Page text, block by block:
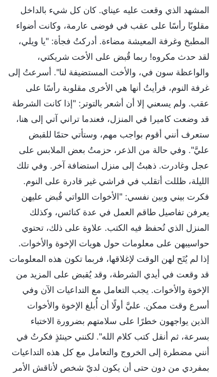
المشهد الذي وقعت عليه عيناي. كان كل شيء بالداخل
مقلوبًا رأسًا على عقب في فوضى عارمة، وكانت أضواء
المطبخ وغرفة المعيشة مضاءة. أدركتُ فجأة: "يا ويلي،
لقد حدث مكروه! ربما قُبض على الأخت شريكتي،
والواعظة سون في، والأخت المستضيفة لنا". أسرعتُ إلى
غرفة النوم، فرأيتُ أنها هي الأخرى مقلوبة رأسًا على
عقب. ولم يسعني إلا أن أشعر بالتوتر: "إذا كانت الشرطة
قد وضعت كاميرا في المنزل، فعندما تراني آتي إلى هنا،
ستعرف أنني أقوم بواجب مهم، وستأتي حتمًا للقبض
عليَّ". وفي حالة من الذعر، حزمتُ بعض الملابس على
عجل وغادرت. ذهبتُ إلى منزل استضافة آخر. وفي تلك
الليلة، ظللت أتقلب في فراشي غير قادرة على النوم.
فكرت بيني وبين نفسي: "الأخوات اللواتي قُبض عليهن
يعرفن تفاصيل طاقم العمل في عدة كنائس، وكذلك
المنزل الذي تُحفظ فيه الكتب. علاوة على ذلك، تحتوي
حواسيبهن على معلومات حول هويات الإخوة والأخوات.
إذا لم يُتَح لهن الوقت لإغلاقها، فربما تكون هذه المعلومات
قد وقعت في أيدي الشرطة، وقد يُقبض على المزيد من
الإخوة والأخوات. يجب التعامل مع التداعيات الآن وفي
أسرع وقت ممكن. عليَّ أولًا أن أُبلغ الإخوة والأخوات
الذين يواجهون خطرًا على سلامتهم بضرورة الاختباء
بسرعة، ثم أنقل كتب كلام الله". لكنني حينئذٍ فكرتُ في
أنني مضطرة إلى الخروج والتعامل مع كل هذه التداعيات
بمفردي من دون حتى أن يكون لديّ شخص لأناقش الأمر